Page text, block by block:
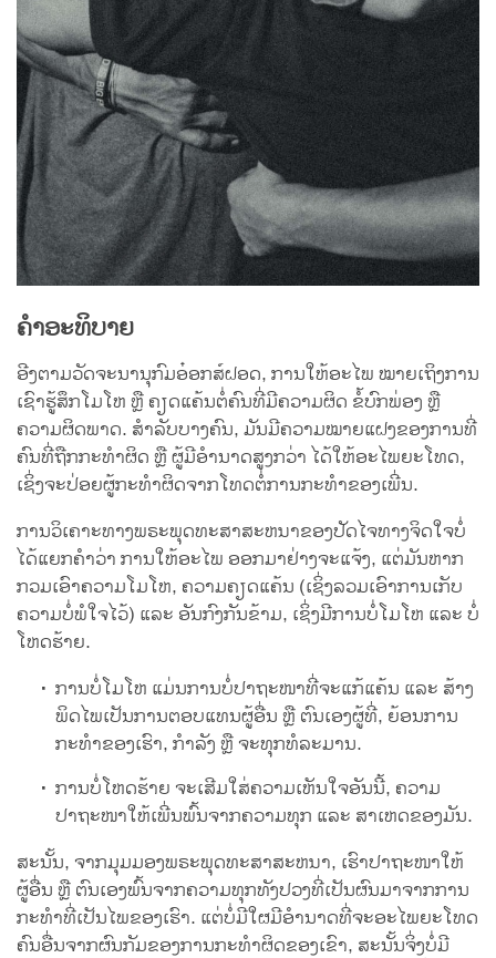
ຄຳອະທິບາຍ
ອີງຕາມວັດຈະນານຸກົມອ໋ອກສ໌ຝອດ, ການໃຫ້ອະໄພ ໝາຍເຖິງການ
ເຊົາຮູ້ສຶກໂມໂຫ ຫຼື ຄຽດແຄ້ນຕໍ່ຄົນທີ່ມີຄວາມຜິດ ຂໍ້ບົກພ່ອງ ຫຼື
ຄວາມຜິດພາດ. ສຳລັບບາງຄົນ, ມັນມີຄວາມໝາຍແຝງຂອງການທີ່
ຄົນທີ່ຖືກກະທຳຜິດ ຫຼື ຜູ້ມີອຳນາດສູງກວ່າ ໄດ້ໃຫ້ອະໄພຍະໂທດ,
ເຊິ່ງຈະປ່ອຍຜູ້ກະທຳຜິດຈາກໂທດຕໍ່ການກະທຳຂອງເພີ່ນ.
ການວິເຄາະທາງພຣະພຸດທະສາສະຫນາຂອງປັດໄຈທາງຈິດໃຈບໍ່
ໄດ້ແຍກຄຳວ່າ ການໃຫ້ອະໄພ ອອກມາຢ່າງຈະແຈ້ງ, ແຕ່ມັນຫາກ
ກວມເອົາຄວາມໂມໂຫ, ຄວາມຄຽດແຄ້ນ (ເຊິ່ງລວມເອົາການເກັບ
ຄວາມບໍ່ພໍໃຈໄວ້) ແລະ ອັນກົງກັນຂ້າມ, ເຊິ່ງມີການບໍ່ໂມໂຫ ແລະ ບໍ່
ໂຫດຮ້າຍ.
ການບໍ່ໂມໂຫ ແມ່ນການບໍ່ປາຖະໜາທີ່ຈະແກ້ແຄ້ນ ແລະ ສ້າງ
ພິດໄພເປັນການຕອບແທນຜູ້ອື່ນ ຫຼື ຕົນເອງຜູ້ທີ່, ຍ້ອນການ
ກະທຳຂອງເຮົາ, ກຳລັງ ຫຼື ຈະທຸກທໍລະມານ.
ການບໍ່ໂຫດຮ້າຍ ຈະເສີມໃສ່ຄວາມເຫັນໃຈອັນນີ້, ຄວາມ
ປາຖະໜາໃຫ້ເພີ່ນພົ້ນຈາກຄວາມທຸກ ແລະ ສາເຫດຂອງມັນ.
ສະນັ້ນ, ຈາກມຸມມອງພຣະພຸດທະສາສະຫນາ, ເຮົາປາຖະໜາໃຫ້
ຜູ້ອື່ນ ຫຼື ຕົນເອງພົ້ນຈາກຄວາມທຸກທັງປວງທີ່ເປັນຜົນມາຈາກການ
ກະທຳທີ່ເປັນໄພຂອງເຮົາ. ແຕ່ບໍ່ມີໃຜມີອຳນາດທີ່ຈະອະໄພຍະໂທດ
ຄົນອື່ນຈາກຜົນກັມຂອງການກະທຳຜິດຂອງເຂົາ, ສະນັ້ນຈິ່ງບໍ່ມີ